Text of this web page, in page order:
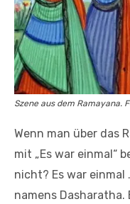
Szene aus dem Ramayana.
Wenn man über das
mit „Es war einmal“
nicht? Es war
namens